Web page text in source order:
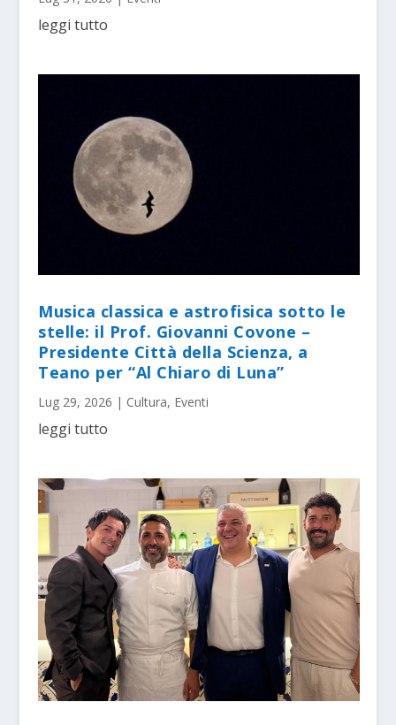
leggi tutto
Musica classica e astrofisica sotto le
stelle: il Prof. Giovanni Covone –
Presidente Città della Scienza, a
Teano per “Al Chiaro di Luna”
Lug 29, 2026 | Cultura, Eventi
leggi tutto